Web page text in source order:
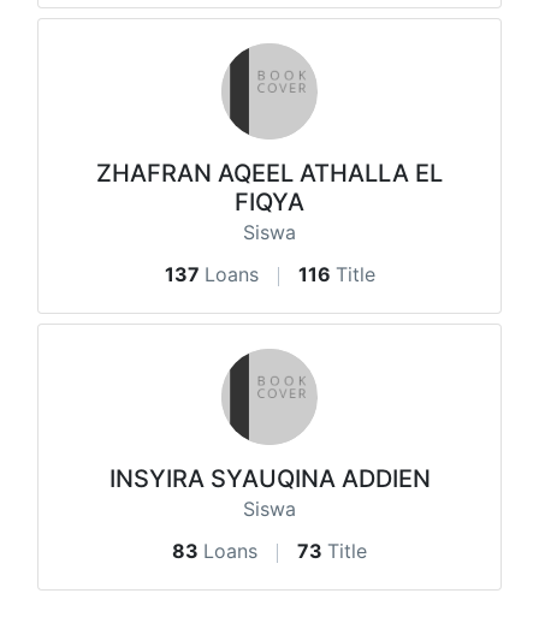
ZHAFRAN AQEEL ATHALLA EL
FIQYA
Siswa
137 Loans 116 Title
INSYIRA SYAUQINA ADDIEN
Siswa
83 Loans 73 Title